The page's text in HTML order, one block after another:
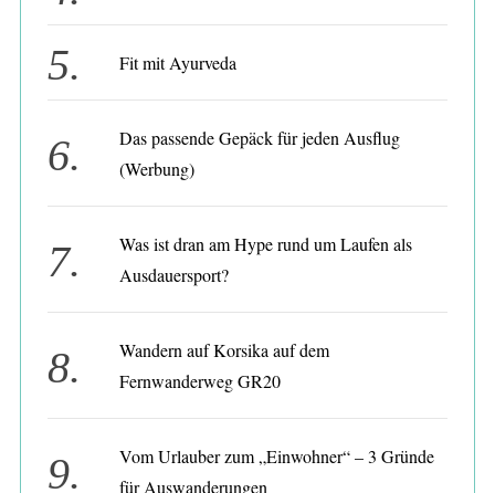
Fit mit Ayurveda
Das passende Gepäck für jeden Ausflug
(Werbung)
Was ist dran am Hype rund um Laufen als
Ausdauersport?
Wandern auf Korsika auf dem
Fernwanderweg GR20
Vom Urlauber zum „Einwohner“ – 3 Gründe
für Auswanderungen